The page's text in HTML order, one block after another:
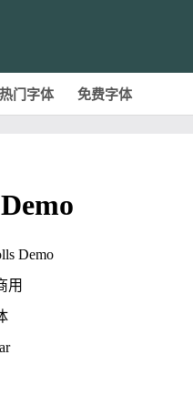
热门字体 免费字体
Demo
用